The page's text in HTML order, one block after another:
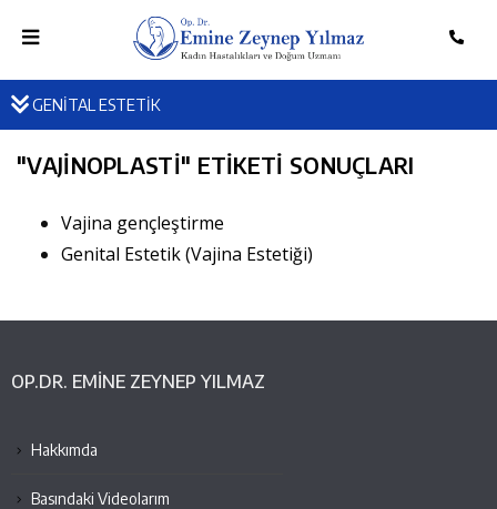
GENİTAL ESTETİK
"VAJINOPLASTI" ETIKETI SONUÇLARI
Vajina gençleştirme
Genital Estetik (Vajina Estetiği)
OP.DR. EMINE ZEYNEP YILMAZ
Hakkımda
Basındaki Videolarım